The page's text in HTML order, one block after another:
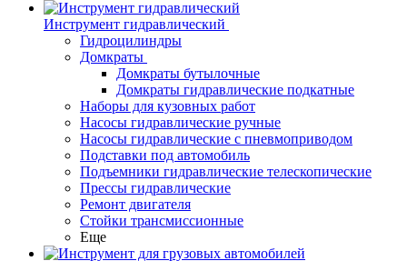
Инструмент гидравлический
Гидроцилиндры
Домкраты
Домкраты бутылочные
Домкраты гидравлические подкатные
Наборы для кузовных работ
Насосы гидравлические ручные
Насосы гидравлические с пневмоприводом
Подставки под автомобиль
Подъемники гидравлические телескопические
Прессы гидравлические
Ремонт двигателя
Стойки трансмиссионные
Еще